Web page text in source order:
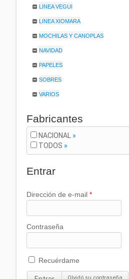
LINEA VEGUI
LINEA XIOMARA
MOCHILAS Y CANOPLAS
NAVIDAD
PAPELES
SOBRES
VARIOS
Fabricantes
NACIONAL »
TODOS »
Entrar
Dirección de e-mail *
Contraseña
Recuérdame
Olvidó su contraseña